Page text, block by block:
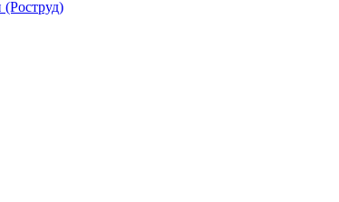
(Роструд)